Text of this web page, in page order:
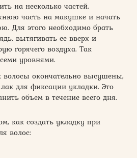
на несколько частей.
часть на макушке и начать
Для этого необходимо брать
вытягивать ее вверх и
горячего воздуха. Так
уровнями.
волосы окончательно высушены,
для фиксации укладки. Это
объем в течение всего дня.
как создать укладку при
волос: